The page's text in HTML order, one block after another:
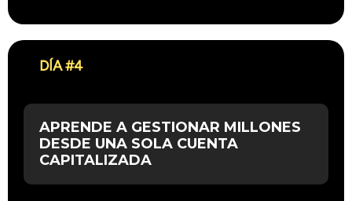
DÍA #4
APRENDE A GESTIONAR MILLONES
DESDE UNA SOLA CUENTA
CAPITALIZADA